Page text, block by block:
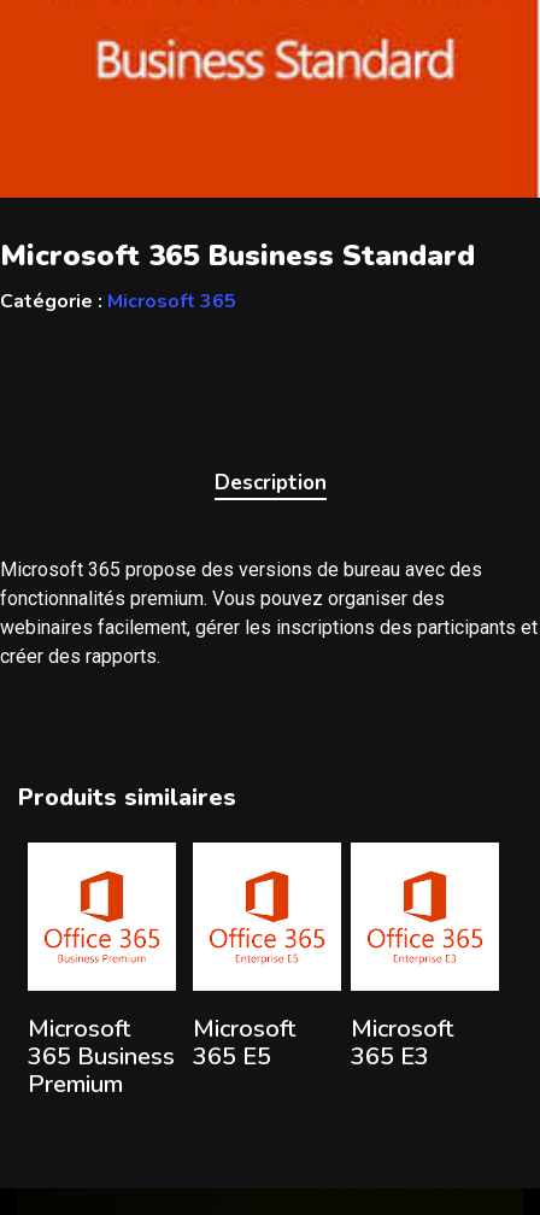
Microsoft 365 Business Standard
Catégorie : Microsoft 365
Description
Microsoft 365 propose des versions de bureau avec des
fonctionnalités premium. Vous pouvez organiser des
webinaires facilement, gérer les inscriptions des participants et
créer des rapports.
Produits similaires
Lire la suite
Microsoft
365 Business
Premium
Lire la suite
Microsoft
365 E5
Lire la suite
Microsoft
365 E3